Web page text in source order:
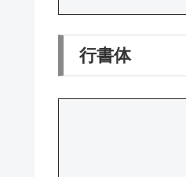
行書体